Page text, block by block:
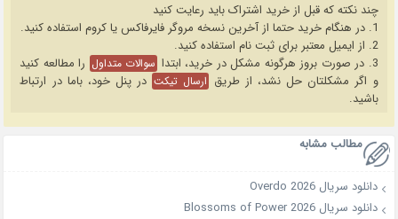
چند نکته که قبل از خرید اشتراک باید رعایت کنید
1. در هنگام خرید حتما از آخرین نسخه مروگر فایرفاکس یا کروم استفاده کنید.
2. از ایمیل معتبر برای ثبت نام استفاده کنید.
3. در صورت بروز هرگونه مشکل در خرید، ابتدا
سوالات متداول را مطالعه کنید
و اگر مشکلتان حل نشد، از طریق ارسال تیکت در پنل خود، باما در ارتباط
باشید.
مطالب مشابه
دانلود سریال Overdo 2026
دانلود سریال Blossoms of Power 2026